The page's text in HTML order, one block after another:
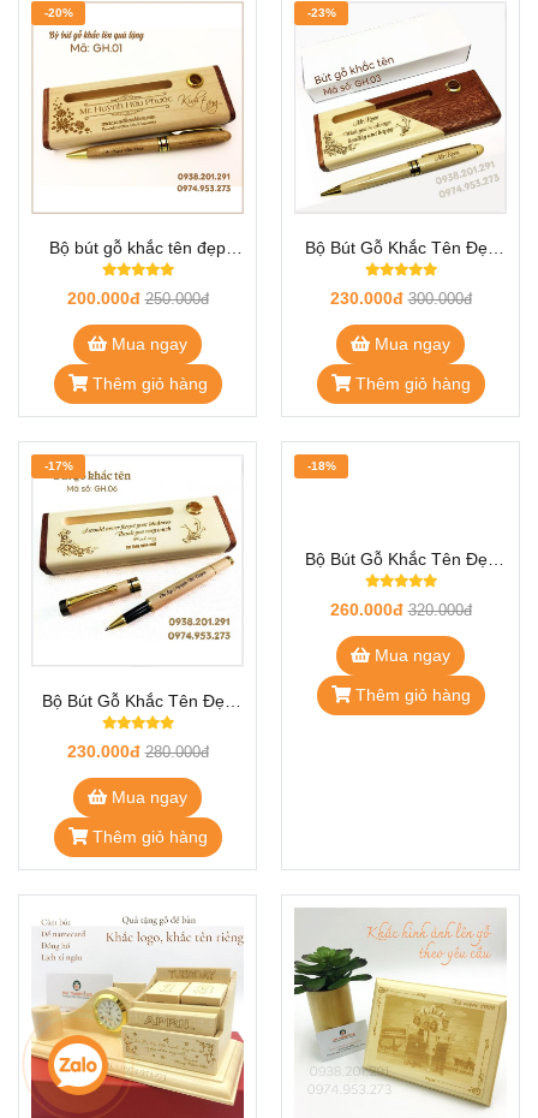
Bộ bút gỗ khắc tên đẹp
GH.01
200.000đ 250.000đ
-20%
Mua ngay
Thêm giỏ hàng
Bộ Bút Gỗ Khắc Tên Đẹp
GH.03
230.000đ 300.000đ
-23%
Mua ngay
Thêm giỏ hàng
Bộ Bút Gỗ Khắc Tên Đẹp
GH.06
230.000đ 280.000đ
-17%
Mua ngay
Thêm giỏ hàng
Bộ Bút Gỗ Khắc Tên Đẹp
-18%